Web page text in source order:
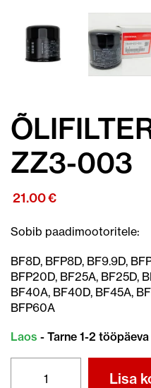
ZZ3-003
21.00€
Sobib paadimootoritele:
BF8D, BFP8D, BF9.9D,
BFP20D, BF25A, BF25D,
BF40A, BF40D, BF45A,
BFP60A
Laos - Tarne 1-2 tööpäeva
15400-
Lisa